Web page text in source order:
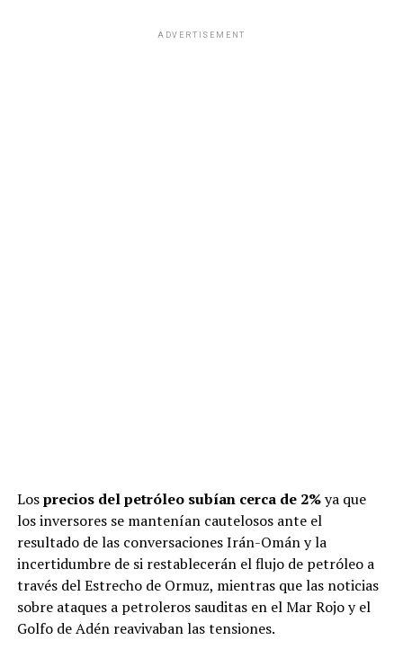
ADVERTISEMENT
Losprecios del petróleo subían cerca de 2%ya que
los inversores se mantenían cautelosos ante el
resultado de las conversaciones Irán-Omán y la
incertidumbre de si restablecerán el flujo de petróleo a
través del Estrecho de Ormuz, mientras que las noticias
sobre ataques a petroleros sauditas en el Mar Rojo y el
Golfo de Adén reavivaban las tensiones.